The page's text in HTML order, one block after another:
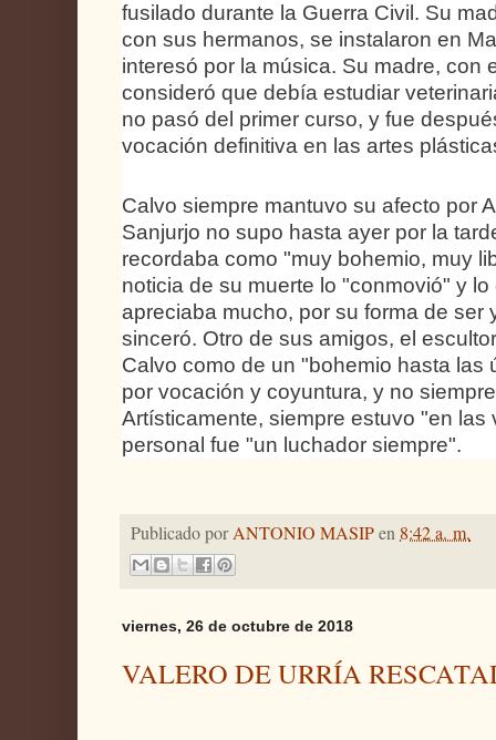
fusilado durante la Guerra Civil. Su
con sus hermanos, se instalaron en
interesó por la música. Su madre, con
consideró que debía estudiar
no pasó del primer curso, y fue
vocación definitiva en las artes
Calvo siempre mantuvo su afecto por
Sanjurjo no supo hasta ayer por la
recordaba como "muy bohemio, muy
noticia de su muerte lo "conmovió" y
apreciaba mucho, por su forma de ser
sinceró. Otro de sus amigos, el
Calvo como de un "bohemio hasta las
por vocación y coyuntura, y no
Artísticamente, siempre estuvo "en las
personal fue "un luchador siempre".
Publicado porANTONIO MASIPen 8:42 a. m.
viernes, 26 de octubre de 2018
VALERO DE URRÍA